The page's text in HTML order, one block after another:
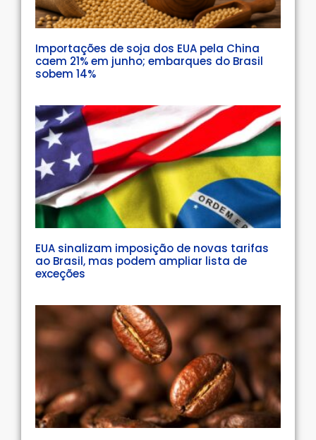
Importações de soja dos EUA pela China
caem 21% em junho; embarques do Brasil
sobem 14%
EUA sinalizam imposição de novas tarifas
ao Brasil, mas podem ampliar lista de
exceções